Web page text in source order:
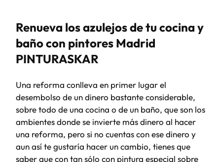
Renueva los azulejos de tu cocina y
baño con pintores Madrid
PINTURASKAR
Una reforma conlleva en primer lugar el
desembolso de un dinero bastante considerable,
sobre todo de una cocina o de un baño, que son los
ambientes donde se invierte más dinero al hacer
una reforma, pero si no cuentas con ese dinero y
aun así te gustaría hacer un cambio, tienes que
saber que con tan sólo con pintura especial sobre